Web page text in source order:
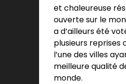
et chaleureuse
ouverte sur le
a d’ailleurs été
plusieurs reprises
l’une des villes
meilleure qualité
monde.